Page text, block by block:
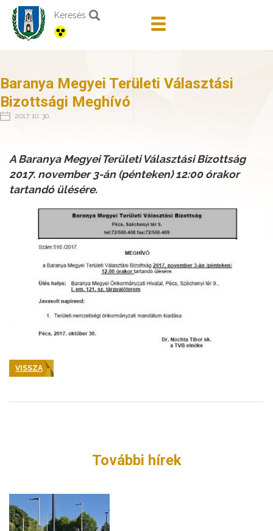
Keresés
Baranya Megyei Területi Választási
Bizottsági Meghívó
2017. 10. 30.
A Baranya Megyei Területi Választási Bizottság
2017. november 3-án (pénteken) 12:00 órakor
tartandó ülésére.
VISSZA
További hírek